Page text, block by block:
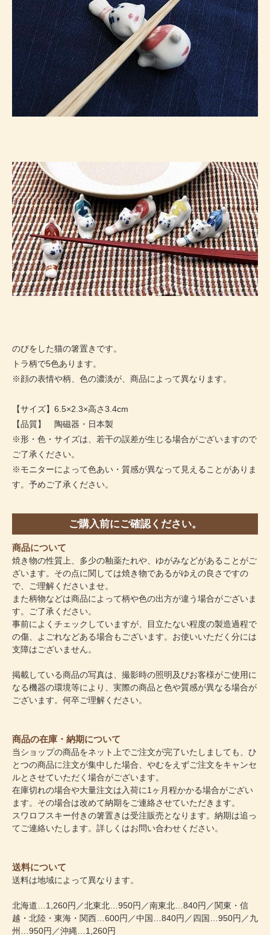
のびをした猫の箸置きです。
トラ柄で5色あります。
※顔の表情や柄、色の濃淡が、商品によって異なります。
【サイズ】6.5×2.3×高さ3.4cm
【品質】 陶磁器・日本製
※形・色・サイズは、若干の誤差が生じる場合がございますので
ご了承ください。
※モニターによって色あい・質感が異なって見えることがありま
す。予めご了承ください。
ご購入前にご確認ください。
商品について
焼き物の性質上、多少の釉薬たれや、ゆがみなどがあることがご
ざいます。その点に関しては焼き物であるがゆえの良さですの
で、ご理解くださいませ。
また柄物などは商品によって柄や色の出方が違う場合がございま
す。ご了承ください。
事前によくチェックしていますが、目立たない程度の製造過程で
の傷、よごれなどある場合もございます。お使いいただく分には
支障はございません。
掲載している商品の写真は、撮影時の照明及びお客様がご使用に
なる機器の環境等により、実際の商品と色や質感が異なる場合が
ございます。何卒ご理解ください。
商品の在庫・納期について
当ショップの商品をネット上でご注文が完了いたしましても、ひ
とつの商品に注文が集中した場合、やむをえずご注文をキャンセ
ルとさせていただく場合がございます。
在庫切れの場合や大量注文は入荷に1ヶ月程かかる場合がござい
ます。その場合は改めて納期をご連絡させていただきます。
スワロフスキー付きの箸置きは受注販売となります。納期は追っ
てご連絡いたします。詳しくはお問い合わせください。
送料について
送料は地域によって異なります。
北海道…1,260円／北東北…950円／南東北…840円／関東・信
越・北陸・東海・関西…600円／中国…840円／四国…950円／九
州…950円／沖縄…1,260円